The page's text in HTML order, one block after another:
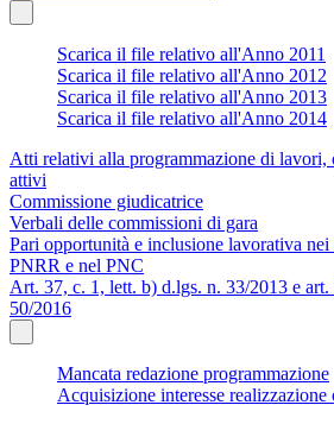
Scarica il file relativo all'Anno 2011
Scarica il file relativo all'Anno 2012
Scarica il file relativo all'Anno 2013
Scarica il file relativo all'Anno 2014
Atti relativi alla programmazione di lavori,
attivi
Commissione giudicatrice
Verbali delle commissioni di gara
Pari opportunità e inclusione lavorativa
PNRR e nel PNC
Art. 37, c. 1, lett. b) d.lgs. n. 33/2013 e
50/2016
Mancata redazione programmazione
Acquisizione interesse realizzazione